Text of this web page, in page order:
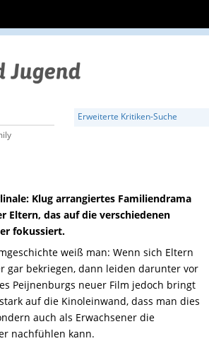
Erweiterte Kritiken-Suche
Klug arrangiertes Familiendrama
Eltern, das auf die verschiedenen
fokussiert.
weiß man: Wenn sich Eltern
gar bekriegen, dann leiden darunter vor
Peijnenburgs neuer Film jedoch bringt
auf die Kinoleinwand, dass man dies
auch als Erwachsener die
nachfühlen kann.